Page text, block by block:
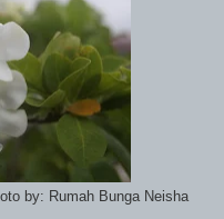
by: Rumah Bunga Neisha